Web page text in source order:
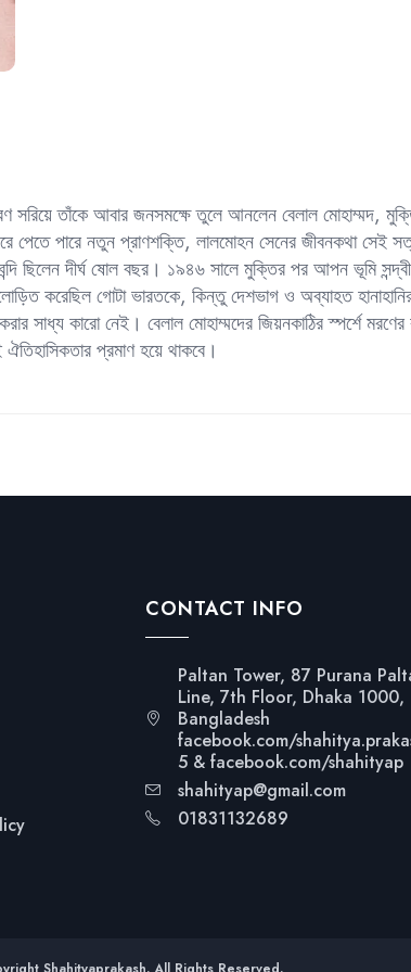
সরিয়ে তাঁকে আবার জনসমক্ষে তুলে আনলেন বেলাল মোহাম্মদ,
পেতে পারে নতুন প্রাণশক্তি, লালমোহন সেনের জীবনকথা সেই
ছিলেন দীর্ঘ ষোল বছর। ১৯৪৬ সালে মুক্তির পর আপন ভূমি
করেছিল গোটা ভারতকে, কিন্তু দেশভাগ ও অব্যাহত
সাধ্য কারো নেই। বেলাল মোহাম্মদের জিয়নকাঠির স্পর্শে
প্রমাণ হয়ে থাকবে।
CONTACT INFO
Paltan Tower, 87 Purana
Line, 7th Floor, Dhaka 1000,
Bangladesh
facebook.com/
5 & facebook.com/shahityap
shahityap@gmail.com
01831132689